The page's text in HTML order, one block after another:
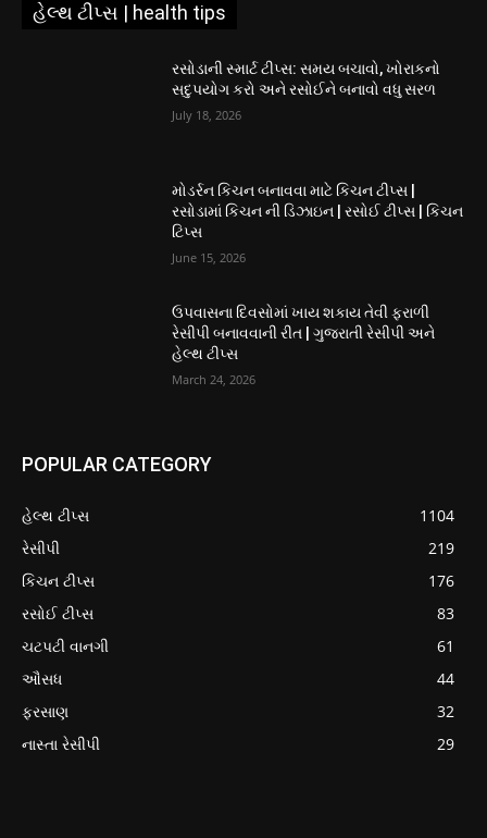
હેલ્થ ટીપ્સ | health tips
રસોડાની સ્માર્ટ ટીપ્સ: સમય બચાવો, ખોરાકનો
સદુપયોગ કરો અને રસોઈને બનાવો વધુ સરળ
July 18, 2026
મોડર્રન કિચન બનાવવા માટે કિચન ટીપ્સ |
રસોડામાં કિચન ની ડિઝાઇન | રસોઈ ટીપ્સ | કિચન
ટિપ્સ
June 15, 2026
ઉપવાસના દિવસોમાં ખાય શકાય તેવી ફરાળી
રેસીપી બનાવવાની રીત | ગુજરાતી રેસીપી અને
હેલ્થ ટીપ્સ
March 24, 2026
POPULAR CATEGORY
હેલ્થ ટીપ્સ
1104
રેસીપી
219
કિચન ટીપ્સ
176
રસોઈ ટીપ્સ
83
ચટપટી વાનગી
61
ઔસધ
44
ફરસાણ
32
નાસ્તા રેસીપી
29